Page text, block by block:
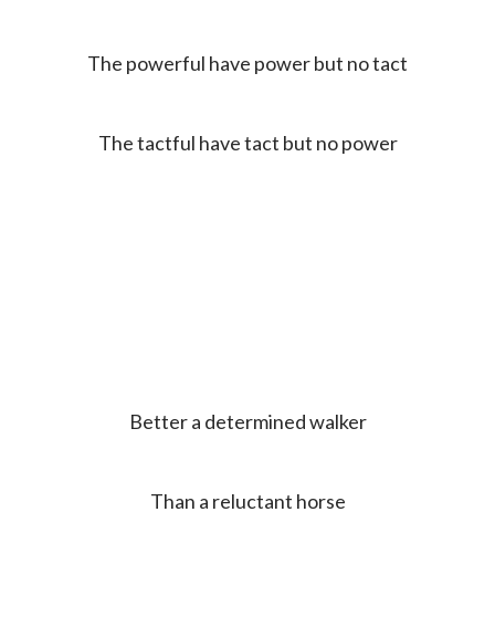
The powerful have power but no tact
The tactful have tact but no power
Better a determined walker
Than a reluctant horse